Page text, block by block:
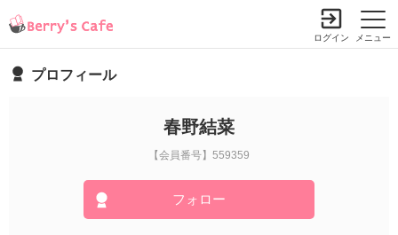
メニュー
ログイン
プロフィール
春野結菜
【会員番号】559359
フォロー